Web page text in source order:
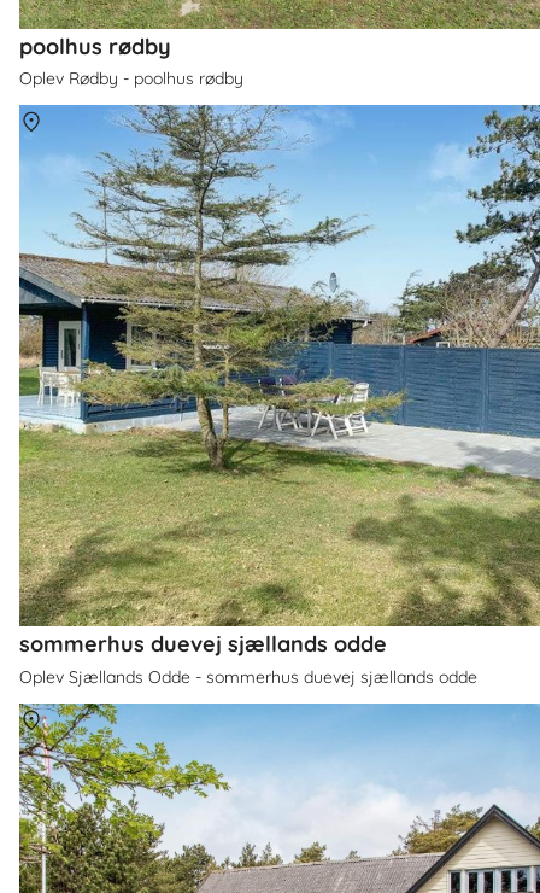
poolhus rødby
Oplev Rødby - poolhus rødby
sommerhus duevej sjællands odde
Oplev Sjællands Odde - sommerhus duevej sjællands odde
Sjællands Odde
OmSjællands Odde